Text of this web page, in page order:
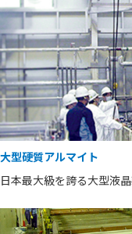
大型硬質アルマイト
日本最大級を誇る大型液